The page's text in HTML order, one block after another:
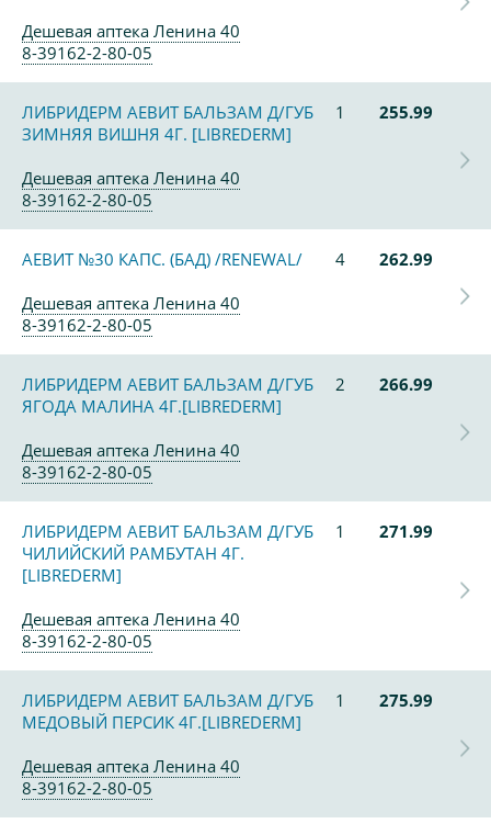
Дешевая аптека Ленина 40
8-39162-2-80-05
ЛИБРИДЕРМ АЕВИТ БАЛЬЗАМ Д/ГУБ
ЗИМНЯЯ ВИШНЯ 4Г. [LIBREDERM]
1 255.99
Дешевая аптека Ленина 40
8-39162-2-80-05
АЕВИТ №30 КАПС. (БАД) /RENEWAL/ 4
262.99
Дешевая аптека Ленина 40
8-39162-2-80-05
ЛИБРИДЕРМ АЕВИТ БАЛЬЗАМ Д/ГУБ
ЯГОДА МАЛИНА 4Г.[LIBREDERM]
2 266.99
Дешевая аптека Ленина 40
8-39162-2-80-05
ЛИБРИДЕРМ АЕВИТ БАЛЬЗАМ Д/ГУБ
ЧИЛИЙСКИЙ РАМБУТАН 4Г.
[LIBREDERM]
1 271.99
Дешевая аптека Ленина 40
8-39162-2-80-05
ЛИБРИДЕРМ АЕВИТ БАЛЬЗАМ Д/ГУБ
МЕДОВЫЙ ПЕРСИК 4Г.[LIBREDERM]
1 275.99
Дешевая аптека Ленина 40
8-39162-2-80-05